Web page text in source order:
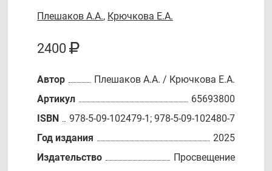
Плешаков А.А., Крючкова Е.А.
2400
Автор
Плешаков А.А. / Крючкова Е.А.
Артикул
65693800
ISBN
978-5-09-102479-1; 978-5-09-102480-7
Год издания
2025
Издательство
Просвещение